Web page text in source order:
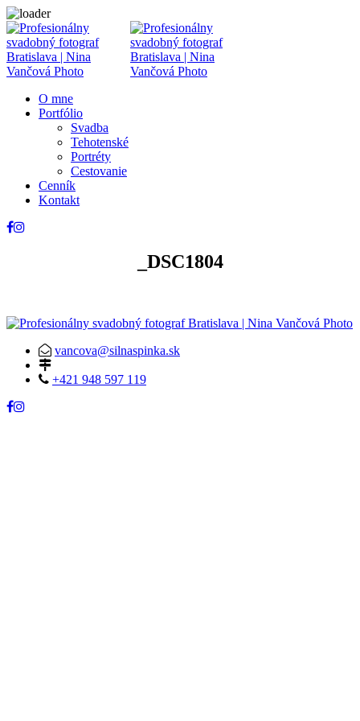
O mne
Portfólio
Svadba
Tehotenské
Portréty
Cestovanie
Cenník
Kontakt
_DSC1804
vancova@silnaspinka.sk
+421 948 597 119